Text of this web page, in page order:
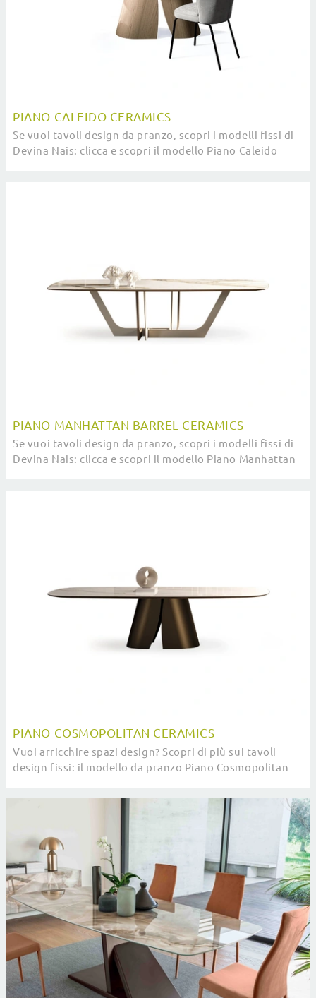
PIANO CALEIDO CERAMICS
Se vuoi tavoli design da pranzo, scopri i modelli fissi di
Devina Nais: clicca e scopri il modello Piano Caleido
PIANO MANHATTAN BARREL CERAMICS
Se vuoi tavoli design da pranzo, scopri i modelli fissi di
Devina Nais: clicca e scopri il modello Piano Manhattan
PIANO COSMOPOLITAN CERAMICS
Vuoi arricchire spazi design? Scopri di più sui tavoli
design fissi: il modello da pranzo Piano Cosmopolitan